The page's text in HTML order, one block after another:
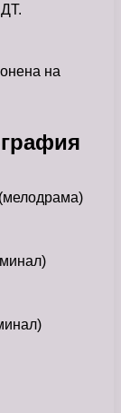
на